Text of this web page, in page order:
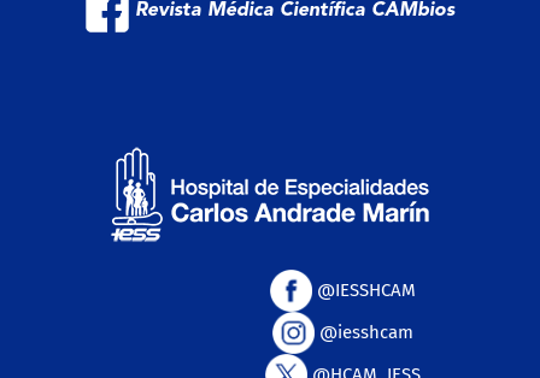
Revista Médica Científica CAMbios
@IESSHCAM
@iesshcam